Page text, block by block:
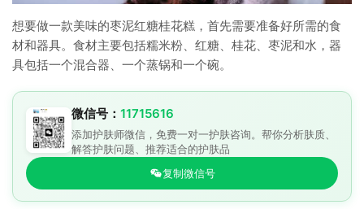
想要做一款美味的枣泥红糖桂花糕，首先需要准备好所需的食
材和器具。食材主要包括糯米粉、红糖、桂花、枣泥和水，器
具包括一个混合器、一个蒸锅和一个碗。
微信号： 11715616
添加护肤师微信，免费一对一护肤咨询。帮你分析肤质、
解答护肤问题、推荐适合的护肤品
复制微信号